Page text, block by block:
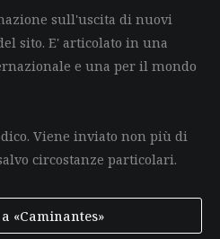
sull'uscita di nuovi
sito. E' articolato in una
e una per il mondo
Viene inviato non più di
circostanze particolari.
«Caminantes»